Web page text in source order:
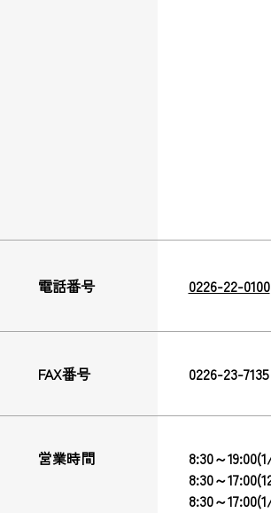
電話番号 0226-22-0100
FAX番号 0226-23-7135
営業時間
8:30～
8:30～
8:30～